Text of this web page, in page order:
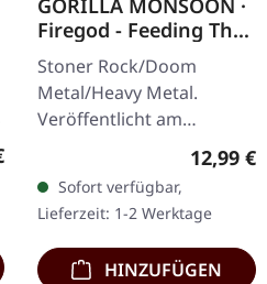
Preis:
GORILLA MONSOON ·
Firegod - Feeding The
Beast | CD
Stoner Rock/Doom
Metal/Heavy Metal.
Veröffentlicht am
11.05.2018, auf Supreme
Chaos Records. CD im
Jewelcase mit 8-seitigem
Booklet. Das dritte
Album…
12,99 €
Sofort verfügbar,
Lieferzeit: 1-2 Werktage
HINZUFÜGEN